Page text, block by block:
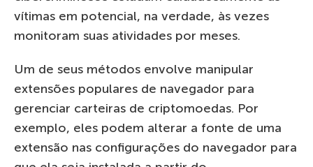
vítimas em potencial, na verdade, às vezes
monitoram suas atividades por meses.
Um de seus métodos envolve manipular
extensões populares de navegador para
gerenciar carteiras de criptomoedas. Por
exemplo, eles podem alterar a fonte de uma
extensão nas configurações do navegador para